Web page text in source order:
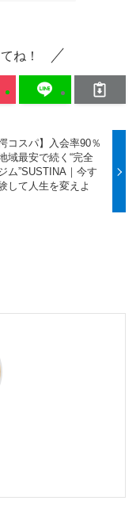
ね！
コスパ】入会率90％
域最安で続く“完全
ム”SUSTINA｜今す
して人生を変えよ